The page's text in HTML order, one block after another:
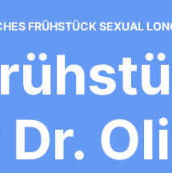
FRÜHSTÜCK SEXUAL